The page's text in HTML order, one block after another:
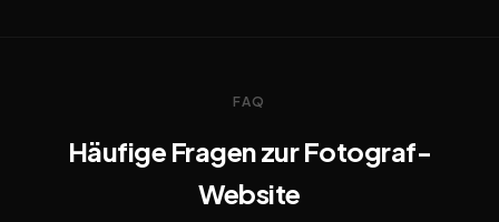
FAQ
Häufige Fragen zur Fotograf-
Website